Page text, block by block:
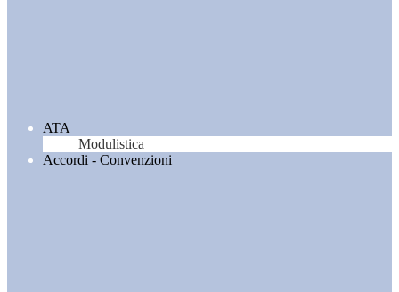
ATA
Modulistica
Accordi - Convenzioni